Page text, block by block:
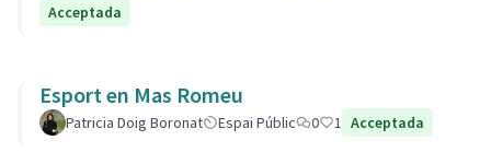
Acceptada
Esport en Mas Romeu
Patricia Doig Boronat Espai Públic 0 1 Acceptada